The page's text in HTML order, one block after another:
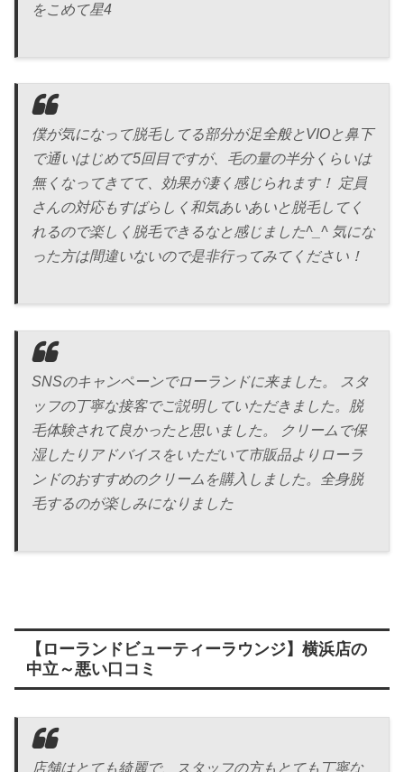
をこめて星4
僕が気になって脱毛してる部分が足全般とVIOと鼻下
で通いはじめて5回目ですが、毛の量の半分くらいは
無くなってきてて、効果が凄く感じられます！ 定員
さんの対応もすばらしく和気あいあいと脱毛してく
れるので楽しく脱毛できるなと感じました^_^ 気にな
った方は間違いないので是非行ってみてください！
SNSのキャンペーンでローランドに来ました。 スタ
ッフの丁寧な接客でご説明していただきました。脱
毛体験されて良かったと思いました。 クリームで保
湿したりアドバイスをいただいて市販品よりローラ
ンドのおすすめのクリームを購入しました。全身脱
毛するのが楽しみになりました
【ローランドビューティーラウンジ】横浜店の
中立～悪い口コミ
店舗はとても綺麗で、スタッフの方もとても丁寧な